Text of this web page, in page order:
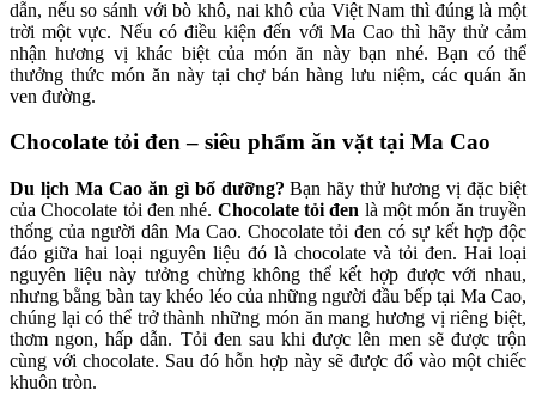
dẫn, nếu so sánh với bò khô, nai khô của Việt Nam thì đúng là một
trời một vực. Nếu có điều kiện đến với Ma Cao thì hãy thử cảm
nhận hương vị khác biệt của món ăn này bạn nhé. Bạn có thể
thưởng thức món ăn này tại chợ bán hàng lưu niệm, các quán ăn
ven đường.
Chocolate tỏi đen – siêu phẩm ăn vặt tại Ma Cao
Du lịch Ma Cao ăn gì bổ dưỡng? Bạn hãy thử hương vị đặc biệt
của Chocolate tỏi đen nhé. Chocolate tỏi đen là một món ăn truyền
thống của người dân Ma Cao. Chocolate tỏi đen có sự kết hợp độc
đáo giữa hai loại nguyên liệu đó là chocolate và tỏi đen. Hai loại
nguyên liệu này tưởng chừng không thể kết hợp được với nhau,
nhưng bằng bàn tay khéo léo của những người đầu bếp tại Ma Cao,
chúng lại có thể trở thành những món ăn mang hương vị riêng biệt,
thơm ngon, hấp dẫn. Tỏi đen sau khi được lên men sẽ được trộn
cùng với chocolate. Sau đó hỗn hợp này sẽ được đổ vào một chiếc
khuôn tròn.